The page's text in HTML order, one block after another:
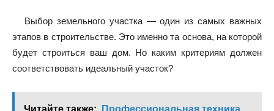
Выбор земельного участка — один из самых важных
этапов в строительстве. Это именно та основа, на которой
будет строиться ваш дом. Но каким критериям должен
соответствовать идеальный участок?
Читайте также: Профессиональная техника